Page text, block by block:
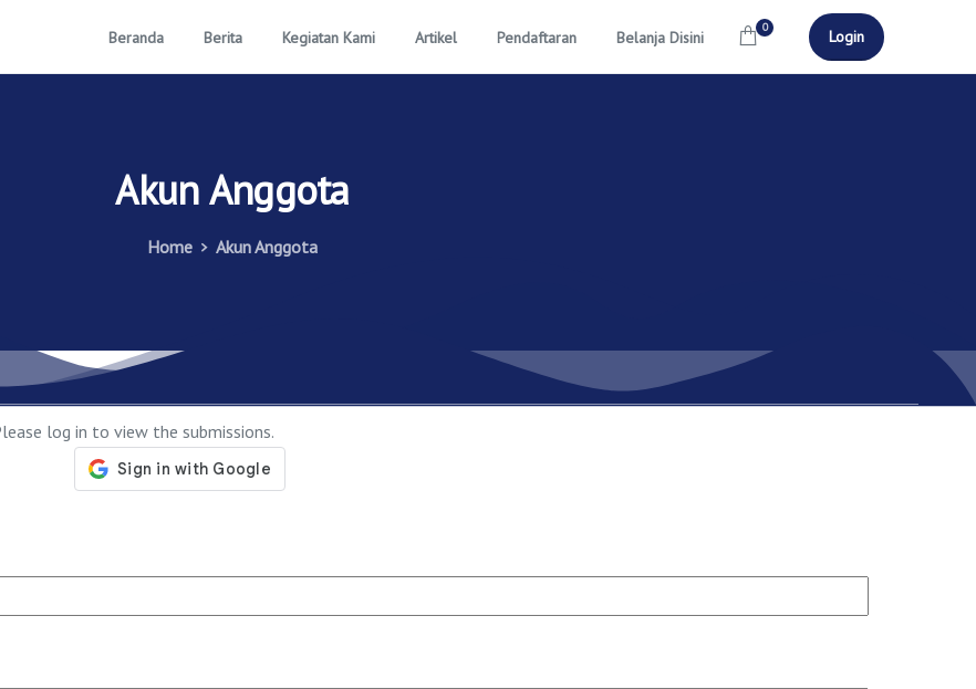
Beranda Berita Kegiatan Kami Artikel Pendaftaran Belanja Disini
0 Login
Akun Anggota
Home Akun Anggota
log in to view the submissions.